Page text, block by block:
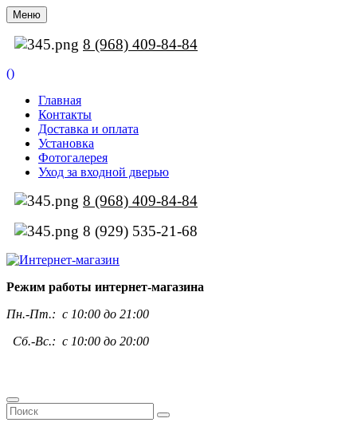
Меню
8 (968) 409-84-84
()
Главная
Контакты
Доставка и оплата
Установка
Фотогалерея
Уход за входной дверью
8 (968) 409-84-84
8 (929) 535-21-68
Режим работы интернет-магазина
Пн.-Пт.: с 10:00 до 21:00
Сб.-Вс.: с 10:00 до 20:00